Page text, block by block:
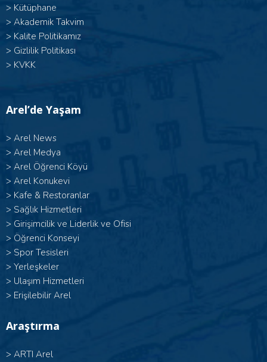
> Kütüphane
> Akademik Takvim
> Kalite Politikamız
> Gizlilik Politikası
> KVKK
Arel’de Yaşam
> Arel News
> Arel Medya
> Arel Öğrenci Köyü
> Arel Konukevi
> Kafe & Restoranlar
> Sağlık Hizmetleri
> Girişimcilik ve Liderlik ve Ofisi
> Öğrenci Konseyi
> Spor Tesisleri
> Yerleşkeler
> Ulaşım Hizmetleri
> Erişilebilir Arel
Araştırma
> ARTI Arel